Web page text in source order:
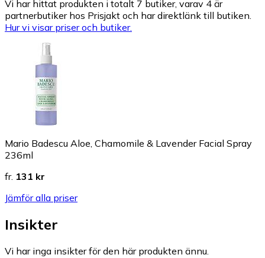
Vi har hittat produkten i totalt 7 butiker, varav 4 är
partnerbutiker hos Prisjakt och har direktlänk till butiken.
Hur vi visar priser och butiker.
Mario Badescu Aloe, Chamomile & Lavender Facial Spray
236ml
fr. 131 kr
Jämför alla priser
Insikter
Vi har inga insikter för den här produkten ännu.